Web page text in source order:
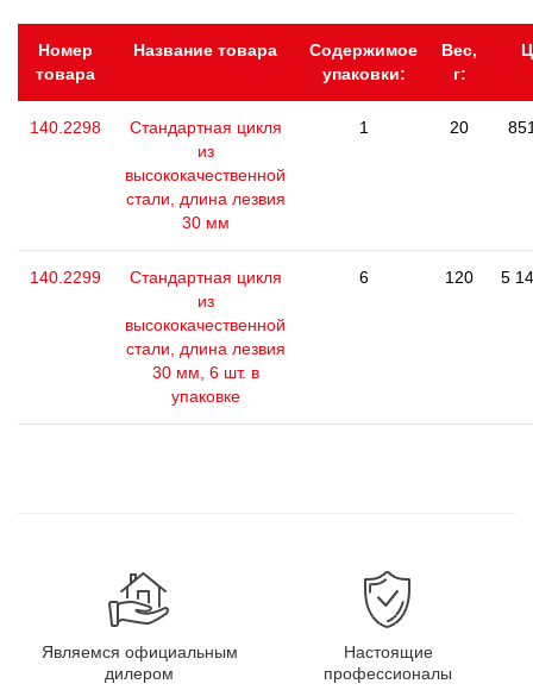
Номер
товара
Название товара
Содержимое
упаковки:
Вес,
г:
140.2298
Стандартная цикля
из
высококачественной
стали, длина лезвия
30 мм
1 20
140.2299
Стандартная цикля
из
высококачественной
стали, длина лезвия
30 мм, 6 шт. в
упаковке
6 120 5
Являемся официальным
дилером
Настоящие
профессионалы